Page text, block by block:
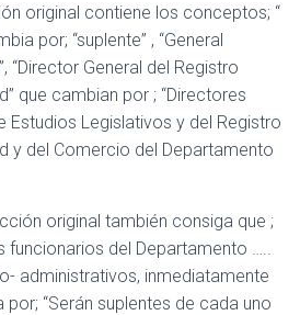
original contiene los conceptos; “
por; “suplente” , “General
“Director General del Registro
que cambian por ; “Directores
Estudios Legislativos y del Registro
y del Comercio del Departamento
original también consiga que ;
funcionarios del Departamento …..
administrativos, inmediatamente
por; “Serán suplentes de cada uno